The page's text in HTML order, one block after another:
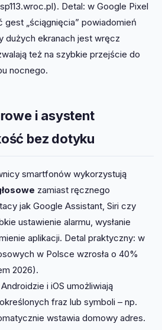
Detal: w Google Pixel
gest „ściągnięcia” powiadomień
dużych ekranach jest wręcz
też na szybkie przejście do
nocnego.
i asystent
bez dotyku
smartfonów wykorzystują
zamiast ręcznego
jak Google Assistant, Siri czy
ustawienie alarmu, wysłanie
aplikacji. Detal praktyczny: w
w Polsce wzrosła o 40%
2026).
i iOS umożliwiają
fraz lub symboli – np.
wstawia domowy adres.